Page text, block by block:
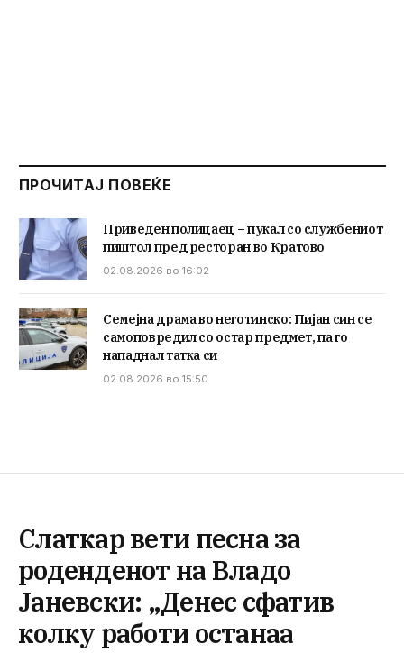
ПРОЧИТАЈ ПОВЕЌЕ
Приведен полицаец – пукал со службениот
пиштол пред ресторан во Кратово
02.08.2026 во 16:02
Семејна драма во неготинско: Пијан син се
самоповредил со остар предмет, па го
нападнал татка си
02.08.2026 во 15:50
Слаткар вети песна за
роденденот на Владо
Јаневски: „Денес сфатив
колку работи останаа